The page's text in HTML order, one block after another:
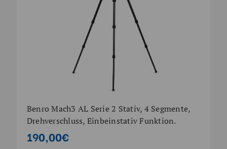
Benro Mach3 AL Serie 2 Stativ, 4 Segmente,
Drehverschluss, Einbeinstativ Funktion.
190,00€